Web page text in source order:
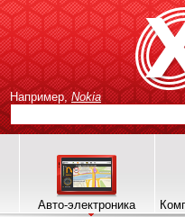
Например, Nokia
Авто-электроника